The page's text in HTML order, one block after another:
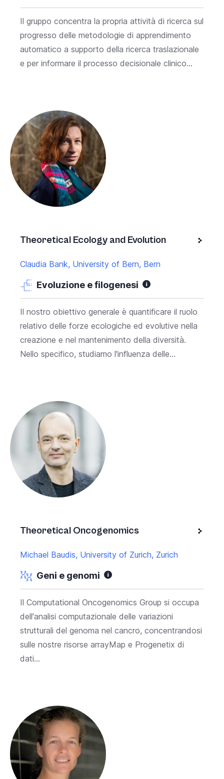
Il gruppo concentra la propria attività di ricerca sul
progresso delle metodologie di apprendimento
automatico a supporto della ricerca traslazionale
e per informare il processo decisionale clinico...
Theoretical Ecology and Evolution
Claudia Bank, University of Bern, Bern
Evoluzione e filogenesi
Il nostro obiettivo generale è quantificare il ruolo
relativo delle forze ecologiche ed evolutive nella
creazione e nel mantenimento della diversità.
Nello specifico, studiamo l'influenza delle...
Theoretical Oncogenomics
Michael Baudis, University of Zurich, Zurich
Geni e genomi
Il Computational Oncogenomics Group si occupa
dell'analisi computazionale delle variazioni
strutturali del genoma nel cancro, concentrandosi
sulle nostre risorse arrayMap e Progenetix di
dati...